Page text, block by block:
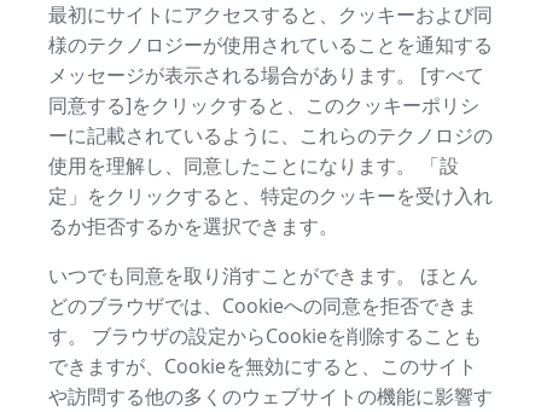
最初にサイトにアクセスすると、クッキーおよび同
様のテクノロジーが使用されていることを通知する
メッセージが表示される場合があります。 [すべて
同意する]をクリックすると、このクッキーポリシ
ーに記載されているように、これらのテクノロジの
使用を理解し、同意したことになります。 「設
定」をクリックすると、特定のクッキーを受け入れ
るか拒否するかを選択できます。
いつでも同意を取り消すことができます。 ほとん
どのブラウザでは、Cookieへの同意を拒否できま
す。 ブラウザの設定からCookieを削除することも
できますが、Cookieを無効にすると、このサイト
や訪問する他の多くのウェブサイトの機能に影響す